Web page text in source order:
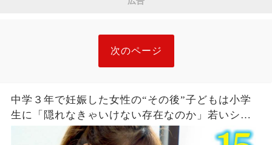
次のページ
中学３年で妊娠した女性の“その後”子どもは小学
生に「隠れなきゃいけない存在なのか」若いシン
グルマザーに立ちはだかった壁